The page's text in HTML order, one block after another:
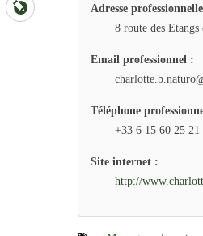
Adresse
8 route des
Email professionnel :
Téléphone
+33 6 15 60 25 21
Site internet :
http://